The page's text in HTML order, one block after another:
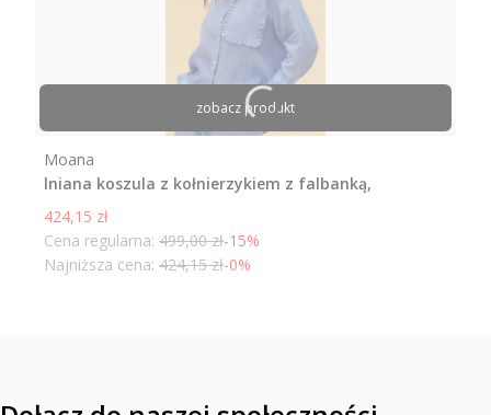
zobacz produkt
lniana koszula z kołnierzykiem z falbanką,
niebieska
Producent
Moana
Cena promocyjna
424,15 zł
Cena regularna: 499,00 zł-15%
Najniższa cena: 424,15 zł-0%